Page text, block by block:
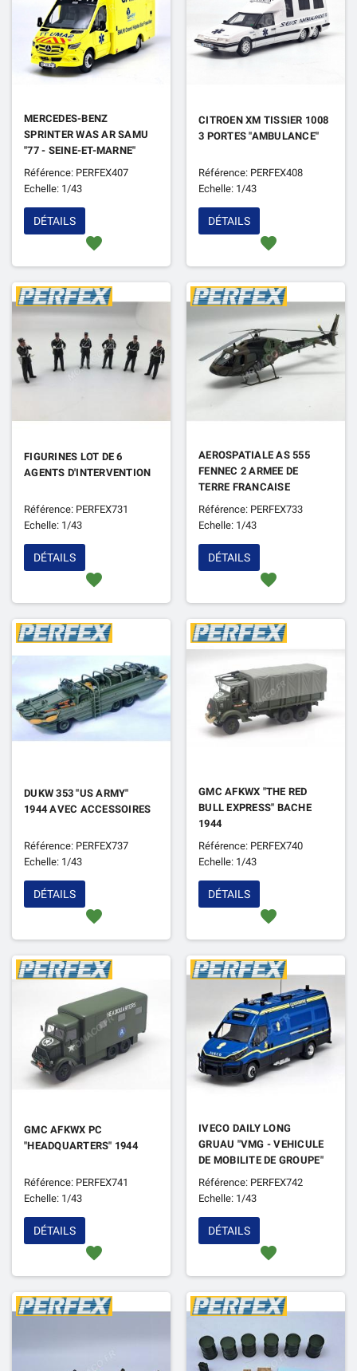
MERCEDES-BENZ
SPRINTER WAS AR SAMU
"77 - SEINE-ET-MARNE"
Référence: PERFEX407
Echelle: 1/43
favorite
DÉTAILS
CITROEN XM TISSIER 1008
3 PORTES "AMBULANCE"
Référence: PERFEX408
Echelle: 1/43
favorite
DÉTAILS
FIGURINES LOT DE 6
AGENTS D'INTERVENTION
Référence: PERFEX731
Echelle: 1/43
favorite
DÉTAILS
AEROSPATIALE AS 555
FENNEC 2 ARMEE DE
TERRE FRANCAISE
CAMOUFLAGE OTAN
Référence: PERFEX733
Echelle: 1/43
favorite
DÉTAILS
DUKW 353 "US ARMY"
1944 AVEC ACCESSOIRES
Référence: PERFEX737
Echelle: 1/43
favorite
DÉTAILS
GMC AFKWX "THE RED
BULL EXPRESS" BACHE
1944
Référence: PERFEX740
Echelle: 1/43
favorite
DÉTAILS
GMC AFKWX PC
"HEADQUARTERS" 1944
Référence: PERFEX741
Echelle: 1/43
favorite
DÉTAILS
IVECO DAILY LONG
GRUAU "VMG - VEHICULE
DE MOBILITE DE GROUPE"
2022 GENDARMERIE
Référence: PERFEX742
Echelle: 1/43
favorite
DÉTAILS